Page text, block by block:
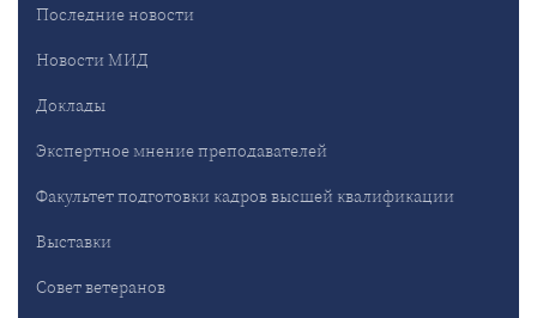
Последние новости
Новости МИД
Доклады
Экспертное мнение преподавателей
Факультет подготовки кадров высшей квалификации
Выставки
Совет ветеранов